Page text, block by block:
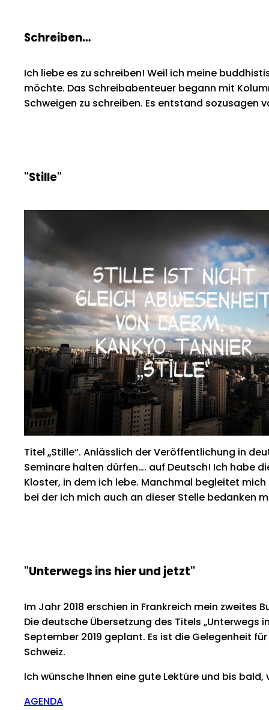
Schreiben…
Ich liebe es zu schreiben! Weil ich meine
möchte. Das Schreibabenteuer begann mit
Schweigen zu schreiben. Es entstand sozusagen
"Stille"
Titel „Stille“. Anlässlich der Veröffentlichung in
Seminare halten dürfen…. auf Deutsch! Ich habe
Kloster, in dem ich lebe. Manchmal begleitet
bei der ich mich auch an dieser Stelle bedanken
"Unterwegs ins hier und jetzt"
Im Jahr 2018 erschien in Frankreich mein
Die deutsche Übersetzung des Titels
September 2019 geplant. Es ist die Gelegenheit
Schweiz.
Ich wünsche Ihnen eine gute Lektüre und bis bald,
AGENDA